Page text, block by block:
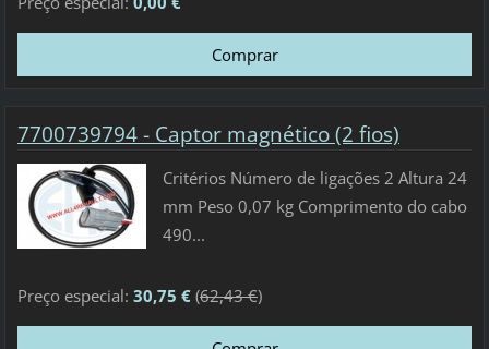
7700739794 - Captor magnético (2 fios)
Critérios Número de ligações 2 Altura 24
mm Peso 0,07 kg Comprimento do cabo
490...
Preço especial: 30,75 €(62,43 €)